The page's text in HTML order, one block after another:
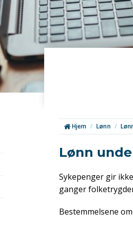
Hjem / Lønn /
Lønn
Sykepenger gir
ganger
Bestemmelsene